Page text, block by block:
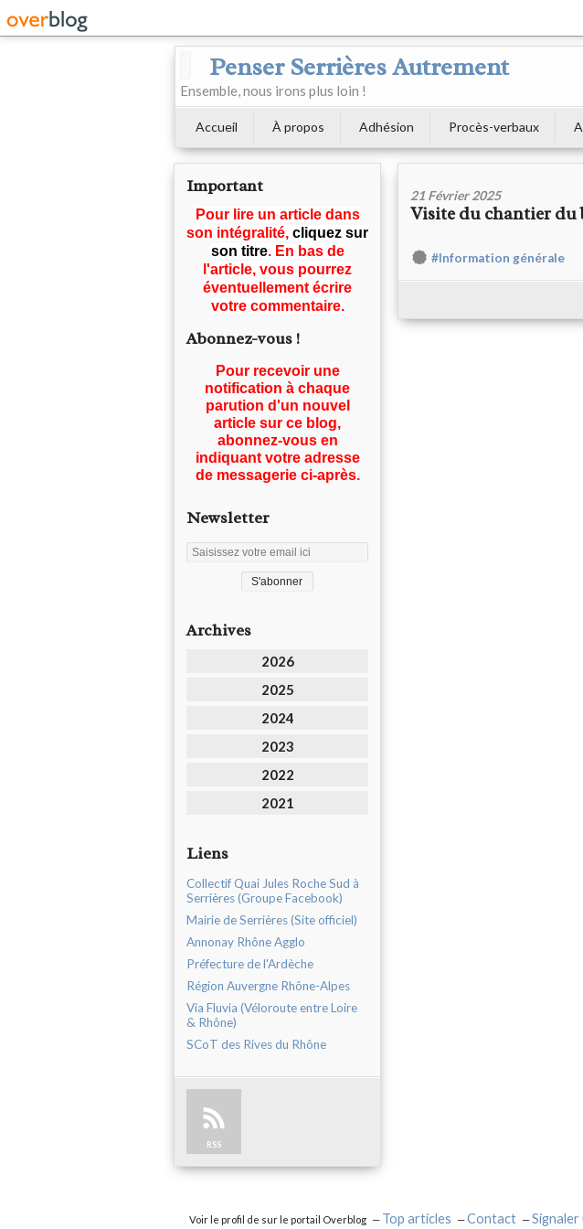
Penser Serrières Autrement
Ensemble, nous irons plus loin !
Accueil À propos Adhésion Procès-verbaux
Important
Pour lire un article dans
son intégralité, cliquez sur
son titre. En bas de
l'article, vous pourrez
éventuellement écrire
votre commentaire.
Abonnez-vous !
Pour recevoir une
notification à chaque
parution d'un nouvel
article sur ce blog,
abonnez-vous en
indiquant votre adresse
de messagerie ci-après.
Newsletter
Archives
2026
2025
2024
2023
2022
2021
Liens
Collectif Quai Jules Roche Sud à
Serrières (Groupe Facebook)
Mairie de Serrières (Site officiel)
Annonay Rhône Agglo
Préfecture de l'Ardèche
Région Auvergne Rhône-Alpes
Via Fluvia (Véloroute entre Loire
& Rhône)
SCoT des Rives du Rhône
RSS
21 Février 2025
Visite du chantier du
#Information générale
Voir le profil de sur le portail Overblog Top articles Contact Signaler